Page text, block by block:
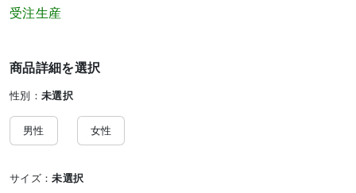
受注生産
商品詳細を選択
性別： 未選択
男性 女性
サイズ：未選択